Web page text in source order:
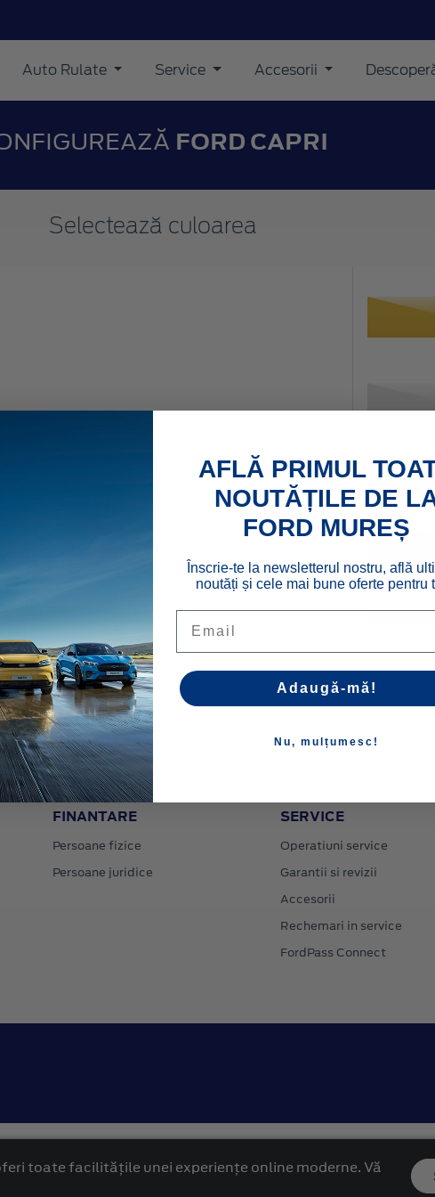
Auto Rulate Service Accesorii
FORD CAPRI
Selectează culoarea
- Electric
FINANTARE
Persoane fizice
Persoane juridice
SERVICE
Operatiuni service
Garantii si revizii
Accesorii
Rechemari in service
FordPass Connect
toate facilitățile unei experiențe online moderne. Vă
AFLĂ PRIMUL
NOUTĂȚILE DE
FORD MUREȘ
Înscrie-te la newsletterul nostru, află
noutăți și cele mai bune oferte pentru
Adaugă-mă!
Nu, mulțumesc!